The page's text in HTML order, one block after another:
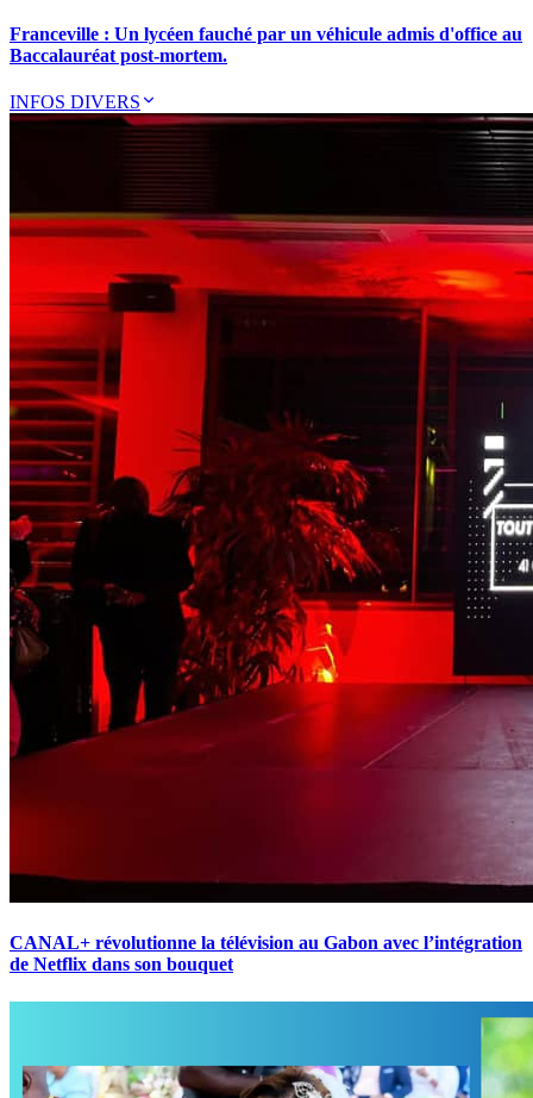
Franceville : Un lycéen fauché par un véhicule admis d'office au
Baccalauréat post-mortem.
INFOS DIVERS
CANAL+ révolutionne la télévision au Gabon avec l’intégration
de Netflix dans son bouquet